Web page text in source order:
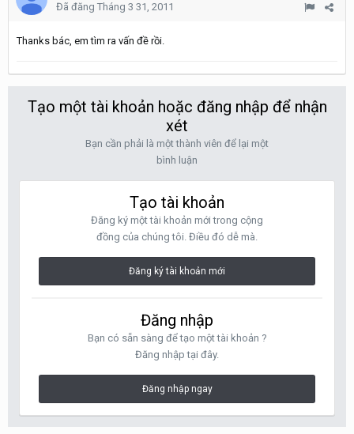
Đã đăng Tháng 3 31, 2011
Thanks bác, em tìm ra vấn đề rồi.
Tạo một tài khoản hoặc đăng nhập để nhận
xét
Bạn cần phải là một thành viên để lại một
bình luận
Tạo tài khoản
Đăng ký một tài khoản mới trong cộng
đồng của chúng tôi. Điều đó dễ mà.
Đăng ký tài khoản mới
Đăng nhập
Bạn có sẵn sàng để tạo một tài khoản ?
Đăng nhập tại đây.
Đăng nhập ngay